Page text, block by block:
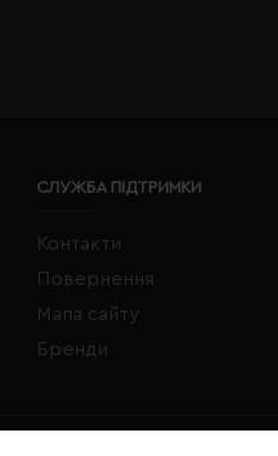
СЛУЖБА ПІДТРИМКИ
Контакти
Повернення
Мапа сайту
Бренди